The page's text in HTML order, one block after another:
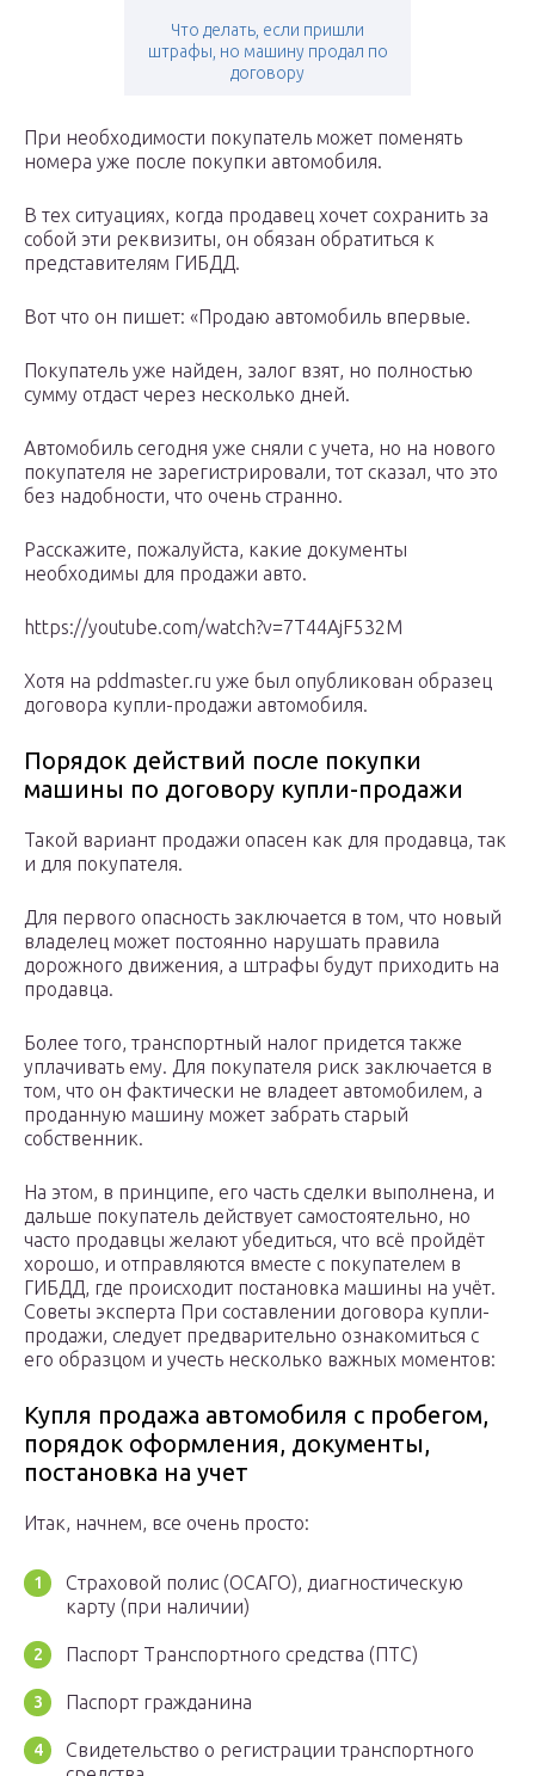
Что делать, если пришли
штрафы, но машину продал по
договору
При необходимости покупатель может поменять
номера уже после покупки автомобиля.
В тех ситуациях, когда продавец хочет сохранить за
собой эти реквизиты, он обязан обратиться к
представителям ГИБДД.
Вот что он пишет: «Продаю автомобиль впервые.
Покупатель уже найден, залог взят, но полностью
сумму отдаст через несколько дней.
Автомобиль сегодня уже сняли с учета, но на нового
покупателя не зарегистрировали, тот сказал, что это
без надобности, что очень странно.
Расскажите, пожалуйста, какие документы
необходимы для продажи авто.
https://youtube.com/watch?v=7T44AjF532M
Хотя на pddmaster.ru уже был опубликован образец
договора купли-продажи автомобиля.
Порядок действий после покупки
машины по договору купли-продажи
Такой вариант продажи опасен как для продавца, так
и для покупателя.
Для первого опасность заключается в том, что новый
владелец может постоянно нарушать правила
дорожного движения, а штрафы будут приходить на
продавца.
Более того, транспортный налог придется также
уплачивать ему. Для покупателя риск заключается в
том, что он фактически не владеет автомобилем, а
проданную машину может забрать старый
собственник.
На этом, в принципе, его часть сделки выполнена, и
дальше покупатель действует самостоятельно, но
часто продавцы желают убедиться, что всё пройдёт
хорошо, и отправляются вместе с покупателем в
ГИБДД, где происходит постановка машины на учёт.
Советы эксперта При составлении договора купли-
продажи, следует предварительно ознакомиться с
его образцом и учесть несколько важных моментов:
Купля продажа автомобиля с пробегом,
порядок оформления, документы,
постановка на учет
Итак, начнем, все очень просто:
Страховой полис (ОСАГО), диагностическую
карту (при наличии)
Паспорт Транспортного средства (ПТС)
Паспорт гражданина
Свидетельство о регистрации транспортного